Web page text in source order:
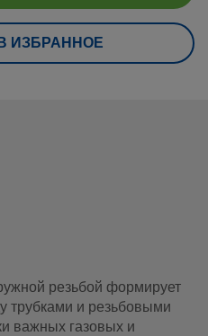
резьбой формирует
и резьбовыми отверстиями
жидкостных систем.
ИЗБРАННОЕ
резьбой формирует
трубками и резьбовыми
важных газовых и